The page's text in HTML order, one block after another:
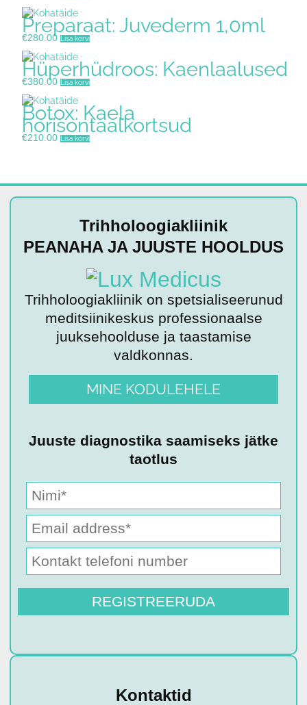
Preparaat: Juvederm 1,0ml
€280.00 Lisa korvi
Hüperhüdroos: Kaenlaalused
€380.00 Lisa korvi
Botox: Kaela
horisontaalkortsud
€210.00 Lisa korvi
Trihholoogiakliinik
PEANAHA JA JUUSTE HOOLDUS
Trihholoogiakliinik on spetsialiseerunud
meditsiinikeskus professionaalse
juuksehoolduse ja taastamise
valdkonnas.
MINE KODULEHELE
Juuste diagnostika saamiseks jätke
taotlus
Kontaktid